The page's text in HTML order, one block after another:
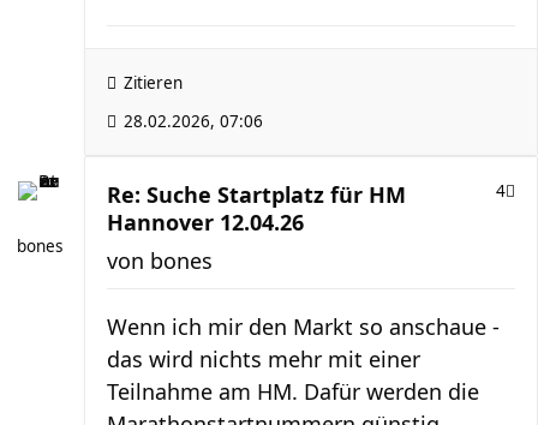
Zitieren
28.02.2026, 07:06
bones
Re: Suche Startplatz für HM
Hannover 12.04.26
4
von bones
Wenn ich mir den Markt so anschaue -
das wird nichts mehr mit einer
Teilnahme am HM. Dafür werden die